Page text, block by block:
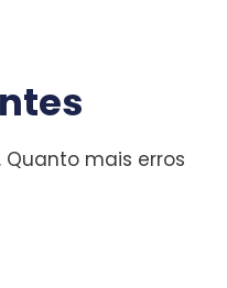
mais erros